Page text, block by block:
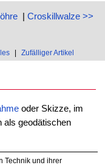
| Croskillwalze >>
Zufälliger Artikel
oder Skizze, im
als geodätischen
Technik und ihrer